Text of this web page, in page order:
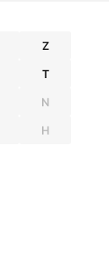
Z
T
N
H